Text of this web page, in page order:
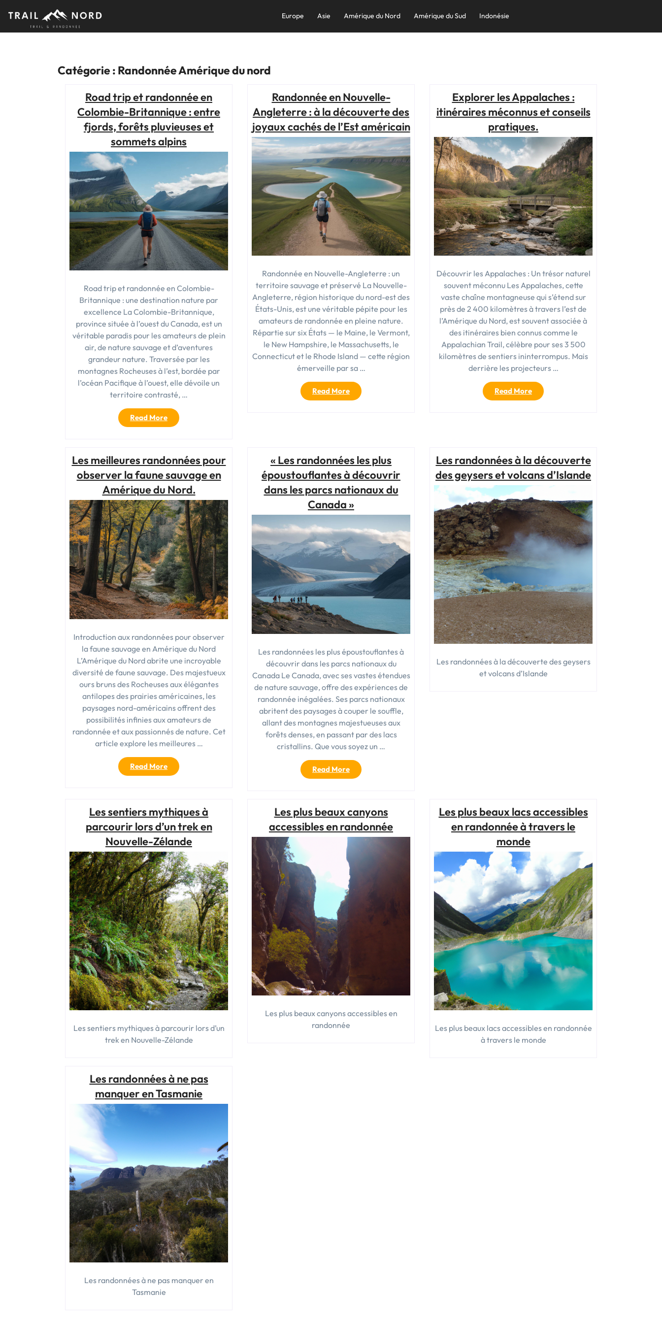
Europe Asie Amérique du Nord Amérique du Sud Indonésie
Catégorie : Randonnée Amérique du nord
Road trip et randonnée en
Colombie-Britannique : entre
fjords, forêts pluvieuses et
sommets alpins
Road trip et randonnée en Colombie-
Britannique : une destination nature par
excellence La Colombie-Britannique,
province située à l’ouest du Canada, est un
véritable paradis pour les amateurs de plein
air, de nature sauvage et d’aventures
grandeur nature. Traversée par les
montagnes Rocheuses à l’est, bordée par
l’océan Pacifique à l’ouest, elle dévoile un
territoire contrasté, …
Read More« Road
trip
en
Colombie-
Britannique
:
entre
fjords,
forêts
pluvieuses
et
sommets
alpins »
Randonnée en Nouvelle-
Angleterre : à la découverte des
joyaux cachés de l’Est américain
Randonnée en Nouvelle-Angleterre : un
territoire sauvage et préservé La Nouvelle-
Angleterre, région historique du nord-est des
États-Unis, est une véritable pépite pour les
amateurs de randonnée en pleine nature.
Répartie sur six États — le Maine, le Vermont,
le New Hampshire, le Massachusetts, le
Connecticut et le Rhode Island — cette région
émerveille par sa …
Read More« Randonnée
en
découverte
des
joyaux
de
américain »
Explorer les Appalaches :
itinéraires méconnus et conseils
pratiques.
Découvrir les Appalaches : Un trésor naturel
souvent méconnu Les Appalaches, cette
vaste chaîne montagneuse qui s’étend sur
près de 2 400 kilomètres à travers l’est de
l’Amérique du Nord, est souvent associée à
des itinéraires bien connus comme le
Appalachian Trail, célèbre pour ses 3 500
kilomètres de sentiers ininterrompus. Mais
derrière les projecteurs …
Read More« Explorer
les
et
conseils
pratiques. »
Les meilleures randonnées pour
observer la faune sauvage en
Amérique du Nord.
Introduction aux randonnées pour observer
la faune sauvage en Amérique du Nord
L’Amérique du Nord abrite une incroyable
diversité de faune sauvage. Des majestueux
ours bruns des Rocheuses aux élégantes
antilopes des prairies américaines, les
paysages nord-américains offrent des
possibilités infinies aux amateurs de
randonnée et aux passionnés de nature. Cet
article explore les meilleures …
Read More« Les
meilleures
observer
la
faune
sauvage
en
Amérique
du
Nord. »
« Les randonnées les plus
époustouflantes à découvrir
dans les parcs nationaux du
Canada »
Les randonnées les plus époustouflantes à
découvrir dans les parcs nationaux du
Canada Le Canada, avec ses vastes étendues
de nature sauvage, offre des expériences de
randonnée inégalées. Ses parcs nationaux
abritent des paysages à couper le souffle,
allant des montagnes majestueuses aux
forêts denses, en passant par des lacs
cristallins. Que vous soyez un …
Read More« « Les
randonnées
époustouflantes
à
découvrir
parcs
nationaux
du
Canada » »
Les randonnées à la découverte
des geysers et volcans d’Islande
Les randonnées à la découverte des geysers
et volcans d’Islande
Les sentiers mythiques à
parcourir lors d’un trek en
Nouvelle-Zélande
Les sentiers mythiques à parcourir lors d’un
trek en Nouvelle-Zélande
Les plus beaux canyons
accessibles en randonnée
Les plus beaux canyons accessibles en
randonnée
Les plus beaux lacs accessibles
en randonnée à travers le
monde
Les plus beaux lacs accessibles en randonnée
à travers le monde
Les randonnées à ne pas
manquer en Tasmanie
Les randonnées à ne pas manquer en
Tasmanie